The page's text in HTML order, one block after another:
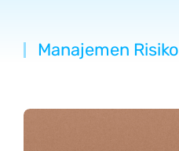
Manajemen Risiko